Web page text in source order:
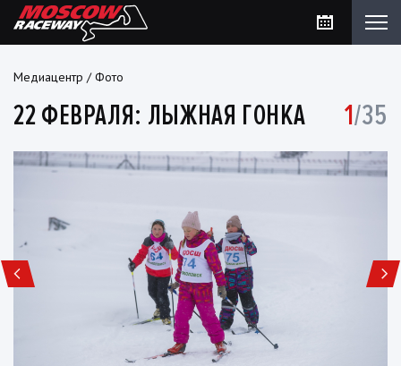
Медиацентр /Фото
22 ФЕВРАЛЯ: ЛЫЖНАЯ ГОНКА 1/35